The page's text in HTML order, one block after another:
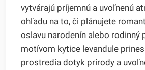
vytvárajú príjemnú a uvoľnenú
ohľadu na to, či plánujete
oslavu narodenín alebo rodinný
motívom kytice levandule
prostredia dotyk prírody a